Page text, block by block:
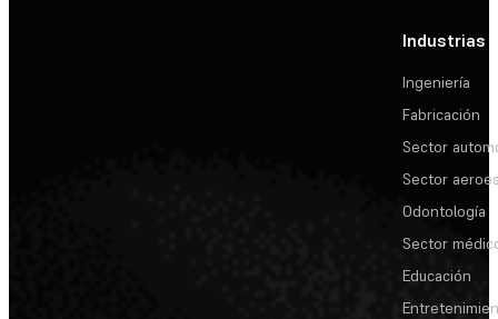
Industrias
Ingeniería
Fabricación
Sector
Sector
Odontología
Sector
Educación